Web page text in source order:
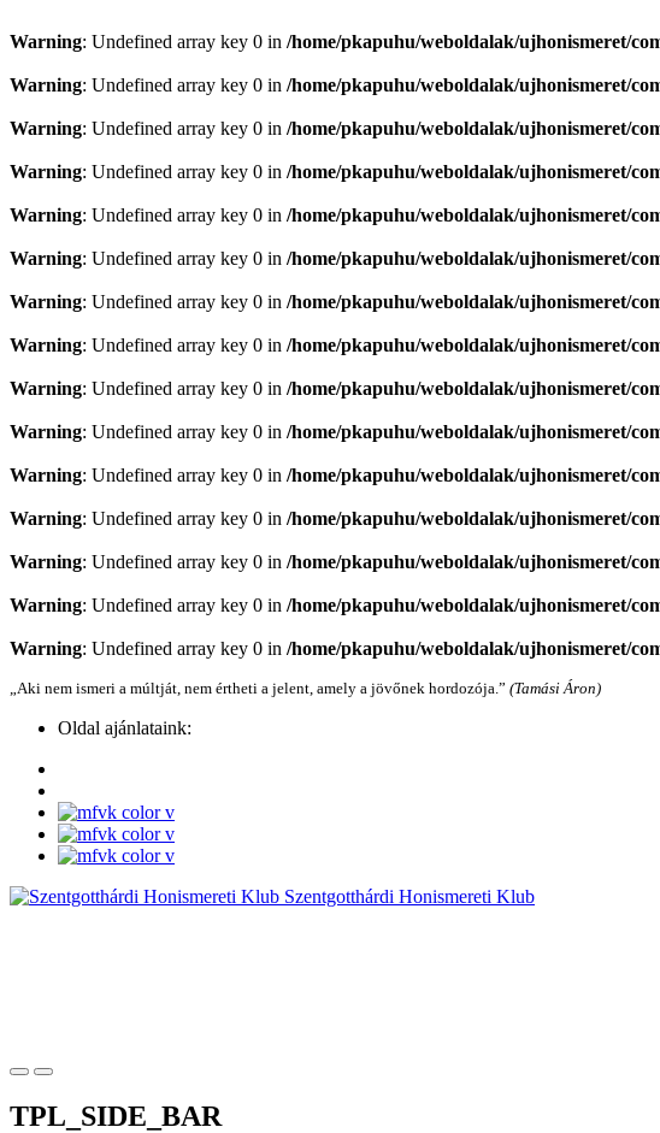
Warning: Undefined array key 0 in /home/pkapuhu/weboldalak/ujhonismeret/
Warning: Undefined array key 0 in /home/pkapuhu/weboldalak/ujhonismeret/
Warning: Undefined array key 0 in /home/pkapuhu/weboldalak/ujhonismeret/
Warning: Undefined array key 0 in /home/pkapuhu/weboldalak/ujhonismeret/
Warning: Undefined array key 0 in /home/pkapuhu/weboldalak/ujhonismeret/
Warning: Undefined array key 0 in /home/pkapuhu/weboldalak/ujhonismeret/
Warning: Undefined array key 0 in /home/pkapuhu/weboldalak/ujhonismeret/
Warning: Undefined array key 0 in /home/pkapuhu/weboldalak/ujhonismeret/
Warning: Undefined array key 0 in /home/pkapuhu/weboldalak/ujhonismeret/
Warning: Undefined array key 0 in /home/pkapuhu/weboldalak/ujhonismeret/
Warning: Undefined array key 0 in /home/pkapuhu/weboldalak/ujhonismeret/
Warning: Undefined array key 0 in /home/pkapuhu/weboldalak/ujhonismeret/
Warning: Undefined array key 0 in /home/pkapuhu/weboldalak/ujhonismeret/
Warning: Undefined array key 0 in /home/pkapuhu/weboldalak/ujhonismeret/
Warning: Undefined array key 0 in /home/pkapuhu/weboldalak/ujhonismeret/
„Aki nem ismeri a múltját, nem értheti a jelent, amely a jövőnek hordozója.” (Tamási Áron)
Oldal ajánlataink:
Szentgotthárdi Honismereti Klub
TPL_SIDE_BAR